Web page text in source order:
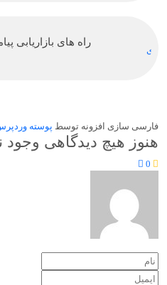
راه های بازاریابی
فارسی سازی افزونه توسط پوسته
هنوز هیچ دیدگاهی وجود
0